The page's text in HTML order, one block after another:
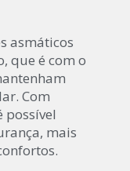
asmáticos
que é com o
Com
possível
mais